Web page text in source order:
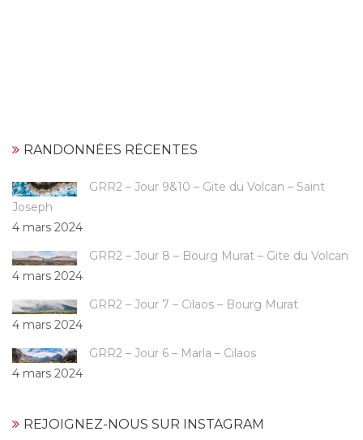
RANDONNÉES RÉCENTES
GRR2 – Jour 9&10 – Gite du Volcan – Saint
Joseph
4 mars 2024
GRR2 – Jour 8 – Bourg Murat – Gite du Volcan
4 mars 2024
GRR2 – Jour 7 – Cilaos – Bourg Murat
4 mars 2024
GRR2 – Jour 6 – Marla – Cilaos
4 mars 2024
REJOIGNEZ-NOUS SUR INSTAGRAM